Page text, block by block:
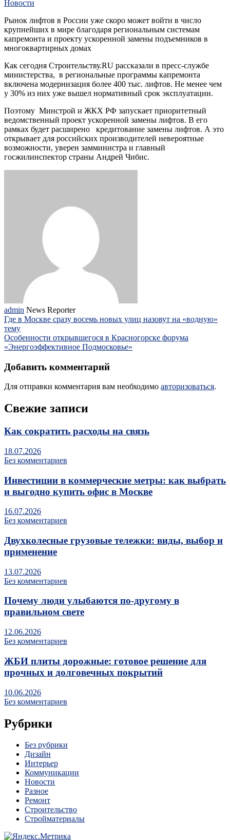
Новости
Рынок лифтов в России уже скоро может войти в число
крупнейших в мире благодаря региональным системам
капремонта и проекту ускоренной замены подъемников в
многоквартирных домах
Как сегодня Строительству.RU рассказали в пресс-службе
министерства, в региональные программы капремонта
включена модернизация более 400 тыс. лифтов. Не менее чем
у 30% из них уже вышел нормативный срок эксплуатации.
Поэтому Минстрой и ЖКХ РФ запускает приоритетный
ведомственный проект ускоренной замены лифтов. В его
рамках будет расширено кредитование замены лифтов. А это
открывает для российских производителей невероятные
возможности, уверен замминистра и главный
госжилинспектор страны Андрей Чибис.
admin News Reporter
Где в Москве сразу восемь новых улиц назовут на «водную»
тему
Особенности открывшегося в Красногорске форума
«Энергоэффективное Подмосковье»
Добавить комментарий
Для отправки комментария вам необходимо авторизоваться.
Свежие записи
Как сократить расходы на связь
18.07.2026
Без комментариев
Инвестиции в коммерческие метры: как выбрать
и выгодно купить офис в Москве
16.07.2026
Без комментариев
Двухколесные грузовые тележки: виды, выбор и
применение
13.07.2026
Без комментариев
Почему люди улыбаются по‑другому в
правильном свете
12.06.2026
Без комментариев
ЖБИ плиты дорожные: готовое решение для
прочных и долговечных покрытий
10.06.2026
Без комментариев
Рубрики
Без рубрики
Дизайн
Интерьер
Коммуникации
Новости
Разное
Ремонт
Строительство
Стройматериалы